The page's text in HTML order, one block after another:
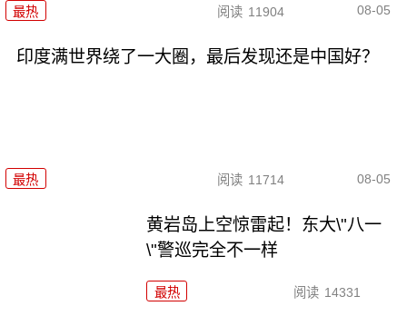
最热 阅读 11904 08-05
印度满世界绕了一大圈，最后发现还是中国好？
最热 阅读 11714 08-05
黄岩岛上空惊雷起！东大\"八一
\"警巡完全不一样
最热 阅读 14331